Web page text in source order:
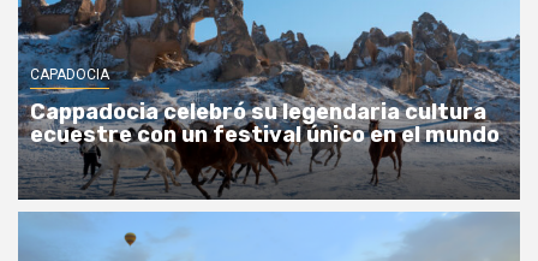
CAPADOCIA
Cappadocia celebró su legendaria cultura
ecuestre con un festival único en el mundo